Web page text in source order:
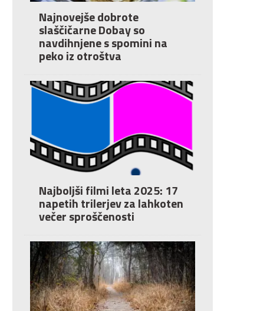
Najnovejše dobrote
slaščičarne Dobay so
navdihnjene s spomini na
peko iz otroštva
Najboljši filmi leta 2025: 17
napetih trilerjev za lahkoten
večer sproščenosti